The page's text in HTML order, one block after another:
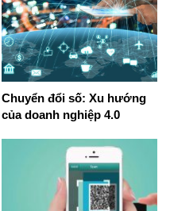
Chuyển đổi số: Xu hướng
của doanh nghiệp 4.0